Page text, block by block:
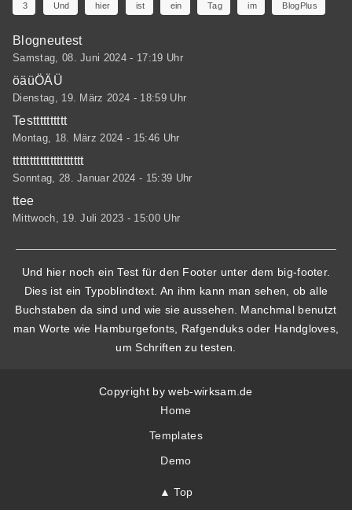
3 Und hier ist ein Tag im BlogPlus
Blogneutest
Samstag, 08. Juni 2024 - 17:19 Uhr
öäüÖÄÜ
Dienstag, 19. März 2024 - 18:59 Uhr
Testttttttttt
Montag, 18. März 2024 - 15:46 Uhr
ttttttttttttttttttttt
Sonntag, 28. Januar 2024 - 15:39 Uhr
ttee
Mittwoch, 19. Juli 2023 - 15:00 Uhr
Und hier noch ein Test für den Footer unter dem big-footer.
Dies ist ein Typoblindtext. An ihm kann man sehen, ob alle
Buchstaben da sind und wie sie aussehen. Manchmal benutzt
man Worte wie Hamburgefonts, Rafgenduks oder Handgloves,
um Schriften zu testen.
Copyright by web-wirksam.de
Home
Templates
Demo
▲ Top